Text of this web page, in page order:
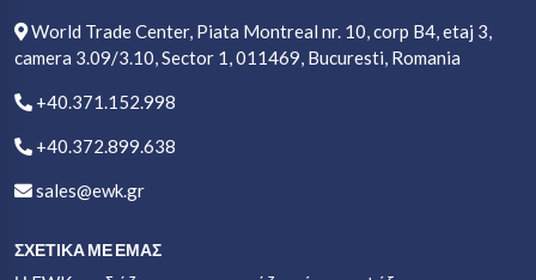
World Trade Center, Piata Montreal nr. 10, corp B4, etaj 3,
camera 3.09/3.10, Sector 1, 011469, Bucuresti, Romania
+40.371.152.998
+40.372.899.638
sales@ewk.gr
ΣΧΕΤΙΚΑ ΜΕ ΕΜΑΣ